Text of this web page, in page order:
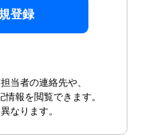
登録
当者の連絡先や、
報を閲覧できます。
なります。